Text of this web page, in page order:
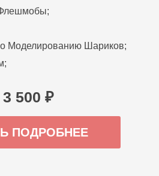
Моделированию Шариков;
3 500 ₽
ПОДРОБНЕЕ